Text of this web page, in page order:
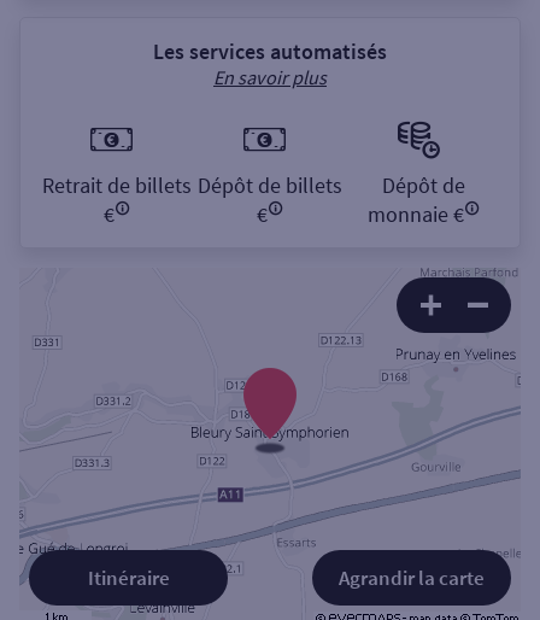
Les services automatisés
En savoir plus
Retrait de billets
€
Dépôt de billets
€
Dépôt de
monnaie €
Agrandir la carte
Itinéraire